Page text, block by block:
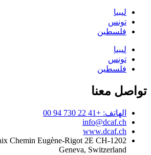
ليبيا
تونس
فلسطين
ليبيا
تونس
فلسطين
تواصل معنا
الهاتف: +41 22 730 94 00
info@dcaf.ch
www.dcaf.ch
Chemin Eugène-Rigot 2E CH-1202
Geneva, Switzerland